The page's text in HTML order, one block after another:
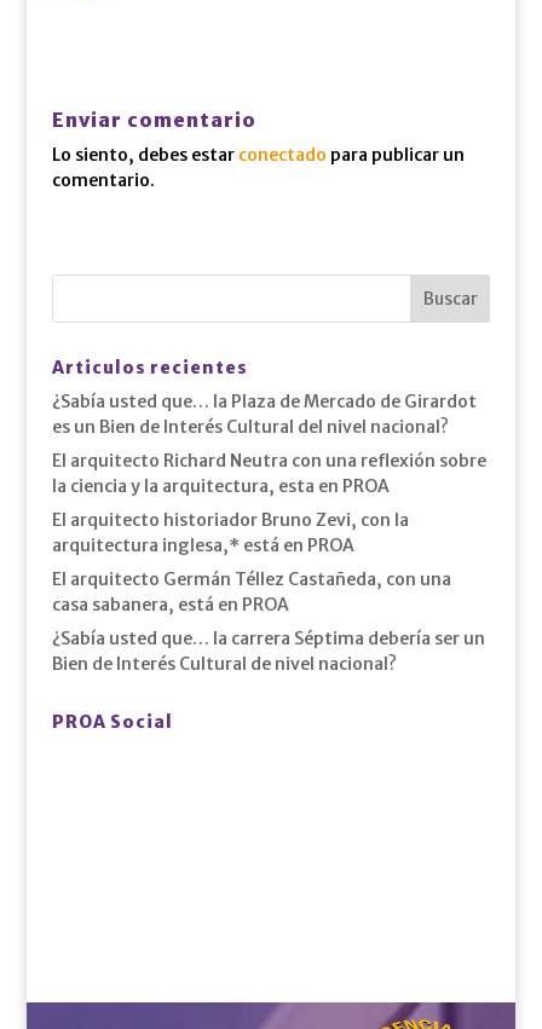
Enviar comentario
Lo siento, debes estar conectado para publicar un
comentario.
Articulos recientes
¿Sabía usted que… la Plaza de Mercado de Girardot
es un Bien de Interés Cultural del nivel nacional?
El arquitecto Richard Neutra con una reflexión sobre
la ciencia y la arquitectura, esta en PROA
El arquitecto historiador Bruno Zevi, con la
arquitectura inglesa,* está en PROA
El arquitecto Germán Téllez Castañeda, con una
casa sabanera, está en PROA
¿Sabía usted que… la carrera Séptima debería ser un
Bien de Interés Cultural de nivel nacional?
PROA Social